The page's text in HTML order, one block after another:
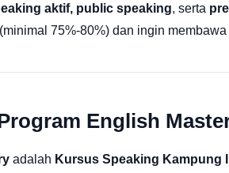
aktif, public speaking, serta
75%-80%) dan ingin
English
adalah Kursus Speaking Kampung